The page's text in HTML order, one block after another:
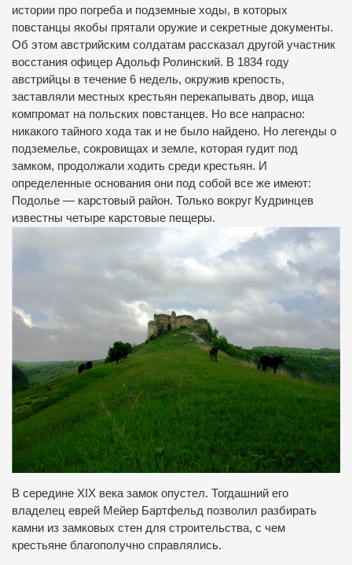
истории про погреба и подземные ходы, в которых
повстанцы якобы прятали оружие и секретные документы.
Об этом австрийским солдатам рассказал другой участник
восстания офицер Адольф Ролинский. В 1834 году
австрийцы в течение 6 недель, окружив крепость,
заставляли местных крестьян перекапывать двор, ища
компромат на польских повстанцев. Но все напрасно:
никакого тайного хода так и не было найдено. Но легенды о
подземелье, сокровищах и земле, которая гудит под
замком, продолжали ходить среди крестьян. И
определенные основания они под собой все же имеют:
Подолье — карстовый район. Только вокруг Кудринцев
известны четыре карстовые пещеры.
В середине XIX века замок опустел. Тогдашний его
владелец еврей Мейер Бартфельд позволил разбирать
камни из замковых стен для строительства, с чем
крестьяне благополучно справлялись.